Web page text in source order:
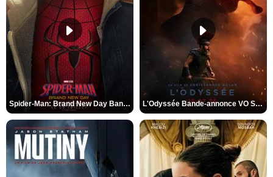
Spider-Man: Brand New Day Bande-annonce VO STFR L'Odyssée Bande-annonce VO STFR